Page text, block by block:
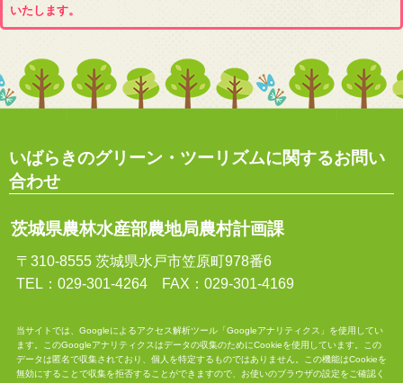
いたします。
いばらきのグリーン・ツーリズムに関するお問い
合わせ
茨城県農林水産部農地局農村計画課
〒310-8555 茨城県水戸市笠原町978番6
TEL：029-301-4264 FAX：029-301-4169
当サイトでは、Googleによるアクセス解析ツール「Googleアナリティクス」を使用してい
ます。このGoogleアナリティクスはデータの収集のためにCookieを使用しています。この
データは匿名で収集されており、個人を特定するものではありません。この機能はCookieを
無効にすることで収集を拒否することができますので、お使いのブラウザの設定をご確認く